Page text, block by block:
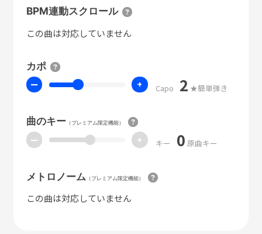
BPM連動スクロール
この曲は対応していません
カポ
ー + Capo 2 ★簡単弾き
曲のキー（プレミアム限定機能）
ー + キー 0 原曲キー
メトロノーム （プレミアム限定機能）
この曲は対応していません